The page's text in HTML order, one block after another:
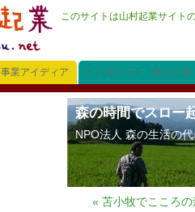
このサイトは山村起業サイト
事業アイディア インタビュー「先人に学
森の時間でスロー
NPO法人 森の生活の
« 苫小牧でこころ